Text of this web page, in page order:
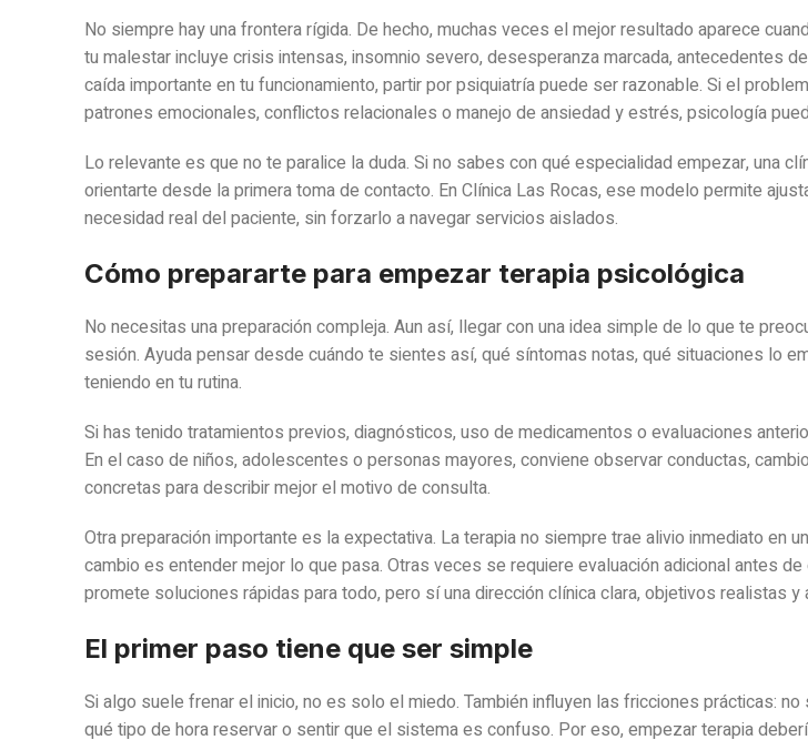
No siempre hay una frontera rígida. De hecho, muchas veces el mejor resultado aparece
tu malestar incluye crisis intensas, insomnio severo, desesperanza marcada, antecedentes
caída importante en tu funcionamiento, partir por psiquiatría puede ser razonable. Si el
patrones emocionales, conflictos relacionales o manejo de ansiedad y estrés, psicología
Lo relevante es que no te paralice la duda. Si no sabes con qué especialidad empezar, una
orientarte desde la primera toma de contacto. En Clínica Las Rocas, ese modelo permite
necesidad real del paciente, sin forzarlo a navegar servicios aislados.
Cómo prepararte para empezar terapia psicológica
No necesitas una preparación compleja. Aun así, llegar con una idea simple de lo que te
sesión. Ayuda pensar desde cuándo te sientes así, qué síntomas notas, qué situaciones lo
teniendo en tu rutina.
Si has tenido tratamientos previos, diagnósticos, uso de medicamentos o evaluaciones
En el caso de niños, adolescentes o personas mayores, conviene observar conductas,
concretas para describir mejor el motivo de consulta.
Otra preparación importante es la expectativa. La terapia no siempre trae alivio inmediato en
cambio es entender mejor lo que pasa. Otras veces se requiere evaluación adicional antes
promete soluciones rápidas para todo, pero sí una dirección clínica clara, objetivos realistas
El primer paso tiene que ser simple
Si algo suele frenar el inicio, no es solo el miedo. También influyen las fricciones prácticas:
qué tipo de hora reservar o sentir que el sistema es confuso. Por eso, empezar terapia